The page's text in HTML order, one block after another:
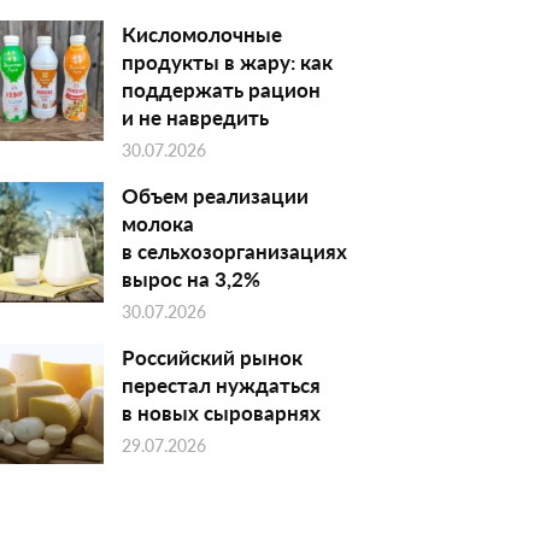
Кисломолочные
продукты в жару: как
поддержать рацион
и не навредить
30.07.2026
Объем реализации
молока
в сельхозорганизациях
вырос на 3,2%
30.07.2026
Российский рынок
перестал нуждаться
в новых сыроварнях
29.07.2026